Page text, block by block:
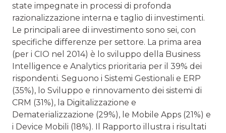
state impegnate in processi di profonda
razionalizzazione interna e taglio di investimenti.
Le principali aree di investimento sono sei, con
specifiche differenze per settore. La prima area
(per i CIO nel 2014) è lo sviluppo della Business
Intelligence e Analytics prioritaria per il 39% dei
rispondenti. Seguono i Sistemi Gestionali e ERP
(35%), lo Sviluppo e rinnovamento dei sistemi di
CRM (31%), la Digitalizzazione e
Dematerializzazione (29%), le Mobile Apps (21%) e
i Device Mobili (18%). Il Rapporto illustra i risultati